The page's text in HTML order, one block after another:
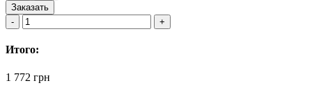
Заказать
Итого:
1 772 грн